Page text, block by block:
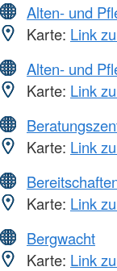
Alten- und
Karte: Link
Alten- und
Karte: Link
Karte: Link
Karte: Link
Bergwacht
Karte: Link